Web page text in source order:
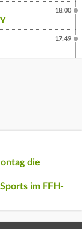
18:00
17:49
die
im FFH-